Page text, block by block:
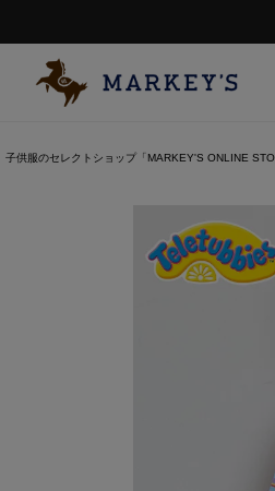
子供服のセレクトショップ「MARKEY'S ONLINE